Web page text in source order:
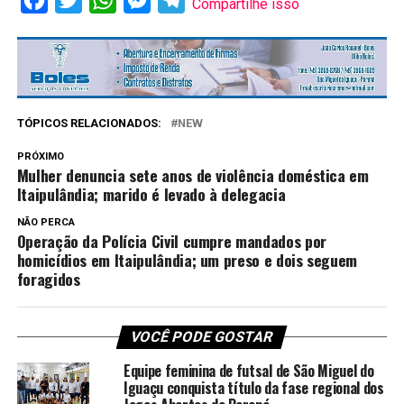
Compartilhe isso
TÓPICOS RELACIONADOS: NEW
PRÓXIMO
Mulher denuncia sete anos de violência doméstica em
Itaipulândia; marido é levado à delegacia
NÃO PERCA
Operação da Polícia Civil cumpre mandados por
homicídios em Itaipulândia; um preso e dois seguem
foragidos
VOCÊ PODE GOSTAR
Equipe feminina de futsal de São Miguel do
Iguaçu conquista título da fase regional dos